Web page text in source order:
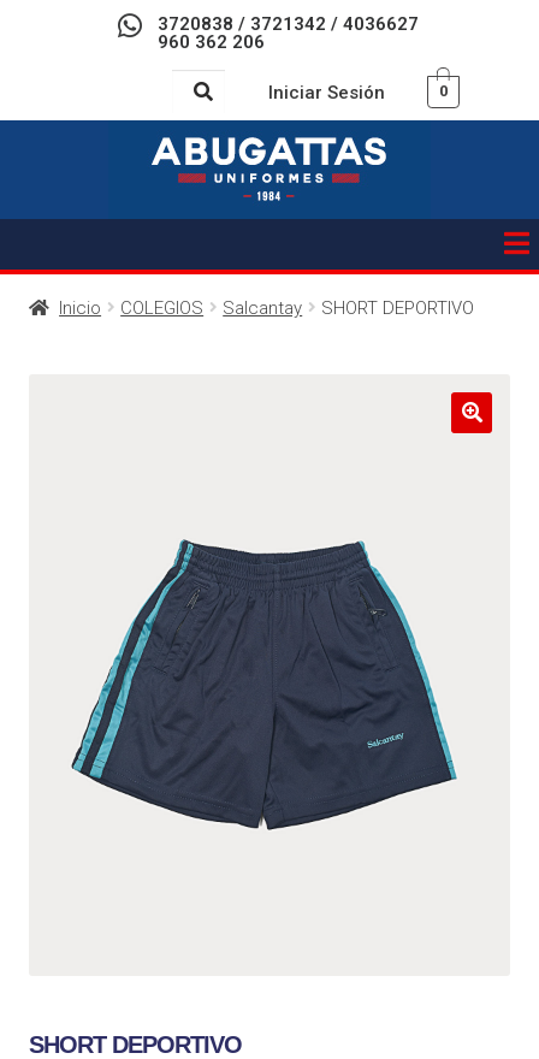
3720838 / 3721342 / 4036627
960 362 206
Iniciar Sesión 0
Inicio COLEGIOS Salcantay SHORT DEPORTIVO
SHORT DEPORTIVO